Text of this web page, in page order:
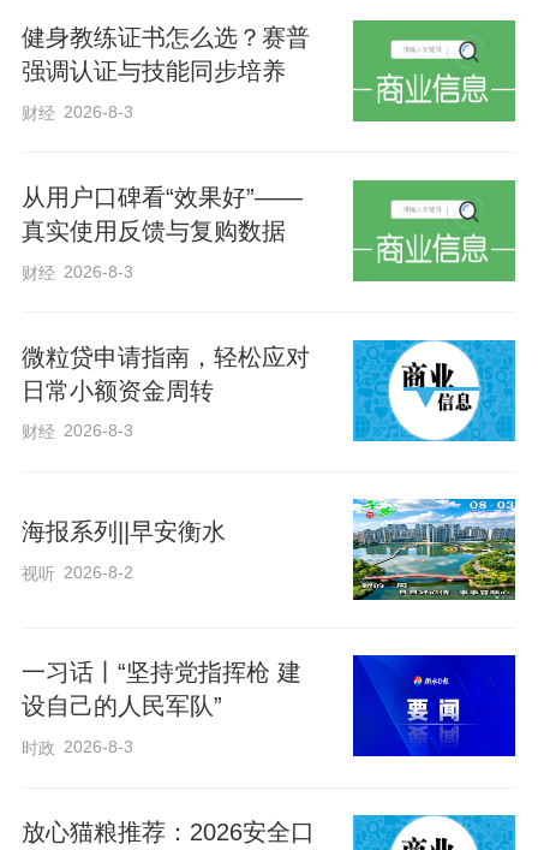
甘泉流淌，滋养了康巴诺尔。杨德森镜头
里，康巴诺尔湖的候鸟种类，从最初记录
的148种增加到225种。国家一级保护野生
前，简直都不敢想象。”
2024年政府工作报告列出的“生态账
本”令人感叹：全市P M2.5平均浓度18微
克/立方米，空气质量综合指数在全国168
连续5年进入前20的城市。治理河道211.5
健身教练证书怎么选？赛普
强调认证与技能同步培养
财经 2026-8-3
从用户口碑看“效果好”——
真实使用反馈与复购数据
财经 2026-8-3
微粒贷申请指南，轻松应对
日常小额资金周转
财经 2026-8-3
海报系列||早安衡水
视听 2026-8-2
一习话丨“坚持党指挥枪 建
设自己的人民军队”
时政 2026-8-3
放心猫粮推荐：2026安全口